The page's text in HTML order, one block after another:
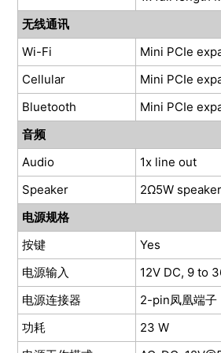
无线通讯
Wi-Fi
Mini PCIe
Cellular
Mini PCIe
Bluetooth
Mini PCIe
音频
Audio
1x line out
Speaker
2Ω5W speaker
电源规格
按键
Yes
电源输入
12V DC, 9 to
电源连接器
2-pin凤凰端子
功耗
23 W